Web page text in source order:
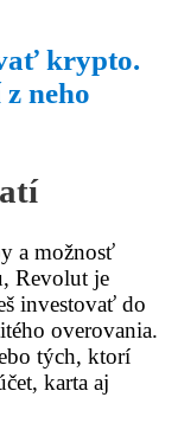
krypto.
neho
a možnosť
Revolut je
investovať do
overovania.
tých, ktorí
karta aj